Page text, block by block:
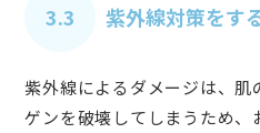
3.3 紫外線対策をす
紫外線によるダメージは、肌
ゲンを破壊してしまうため